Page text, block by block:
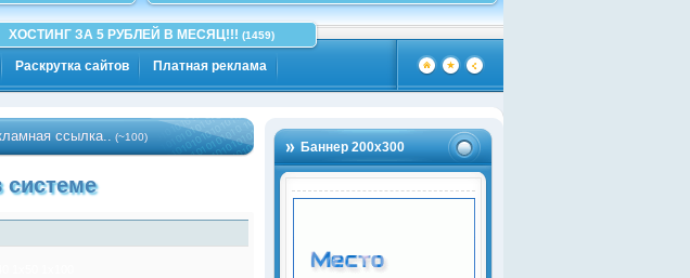
ХОСТИНГ ЗА 5 РУБЛЕЙ В МЕСЯЦ!!! (1459)
Раскрутка сайтов Платная реклама
Баннер 200х300
ссылка..(~100)
системе